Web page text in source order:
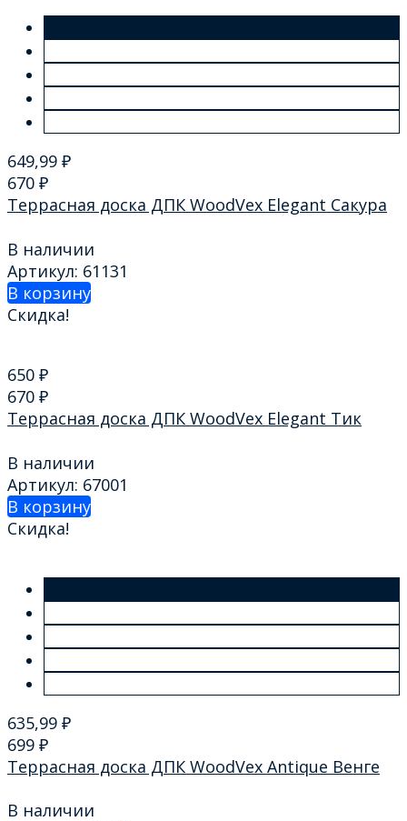
649,99 ₽
670 ₽
Террасная доска ДПК WoodVex Elegant Сакура
В наличии
Артикул: 61131
В корзину
Скидка!
650 ₽
670 ₽
Террасная доска ДПК WoodVex Elegant Тик
В наличии
Артикул: 67001
В корзину
Скидка!
635,99 ₽
699 ₽
Террасная доска ДПК WoodVex Аntique Венге
В наличии